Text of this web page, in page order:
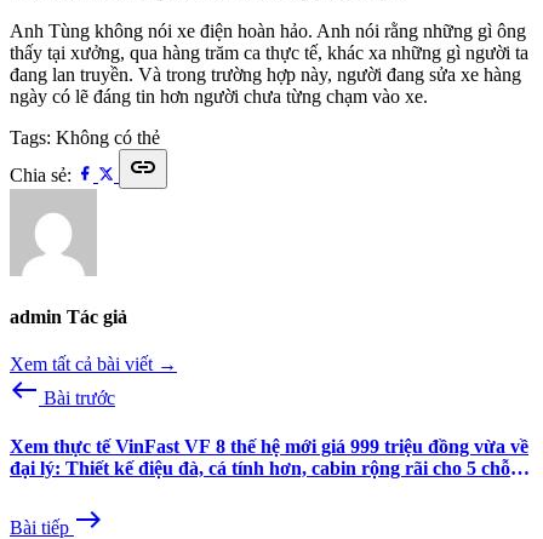
Anh Tùng không nói xe điện hoàn hảo. Anh nói rằng những gì ông
thấy tại xưởng, qua hàng trăm ca thực tế, khác xa những gì người ta
đang lan truyền. Và trong trường hợp này, người đang sửa xe hàng
ngày có lẽ đáng tin hơn người chưa từng chạm vào xe.
Tags: Không có thẻ
Chia sẻ:
link
admin Tác giả
Xem tất cả bài viết →
west Bài trước
Xem thực tế VinFast VF 8 thế hệ mới giá 999 triệu đồng vừa về
đại lý: Thiết kế điệu đà, cá tính hơn, cabin rộng rãi cho 5 chỗ
Bài tiếp east